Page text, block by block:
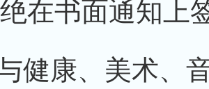
在书面通知上
健康、美术、